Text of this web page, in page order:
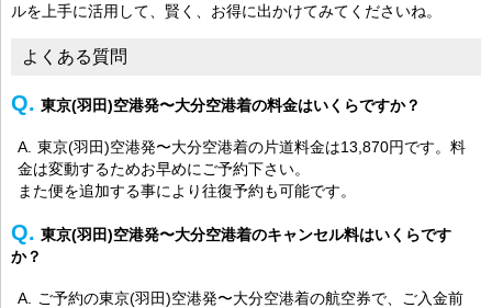
ルを上手に活用して、賢く、お得に出かけてみてくださいね。
よくある質問
東京(羽田)空港発〜大分空港着の料金はいくらですか？
東京(羽田)空港発〜大分空港着の片道料金は13,870円です。料
金は変動するためお早めにご予約下さい。
また便を追加する事により往復予約も可能です。
東京(羽田)空港発〜大分空港着のキャンセル料はいくらです
か？
ご予約の東京(羽田)空港発〜大分空港着の航空券で、ご入金前